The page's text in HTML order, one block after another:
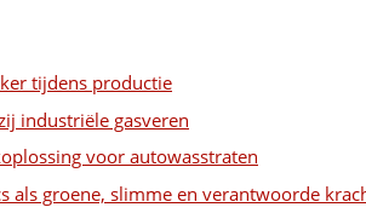
tijdens productie
industriële gasveren
voor autowasstraten
als groene, slimme en verantwoorde